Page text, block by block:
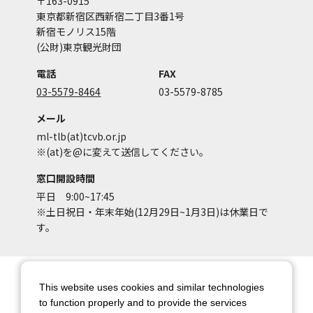
東京都新宿区西新宿二丁目3番1号
新宿モノリス15階
(公財)東京観光財団
電話
03-5579-8464
FAX
03-5579-8785
メール
ml-tlb(at)tcvb.or.jp
※(at)を@に変えて送信してください。
窓口開設時間
平日 9:00~17:45
※土日祝日・年末年始(12月29日~1月3日)は休業日で
す。
アカウントポリシー
個人情報保護方針
This website uses cookies and similar technologies
to function properly and to provide the services